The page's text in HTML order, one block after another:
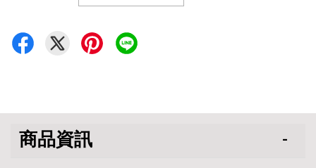
商品資訊